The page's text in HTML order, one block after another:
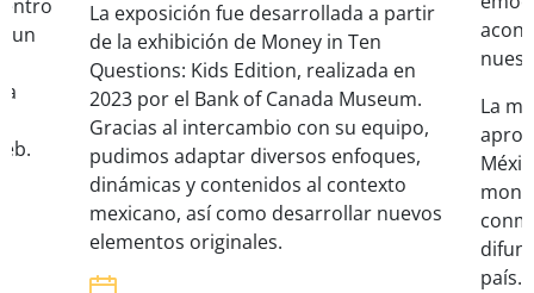
un
La exposición fue desarrollada a partir
de la exhibición de Money in Ten
Questions: Kids Edition, realizada en
2023 por el Bank of Canada Museum.
Gracias al intercambio con su equipo,
pudimos adaptar diversos enfoques,
dinámicas y contenidos al contexto
mexicano, así como desarrollar nuevos
elementos originales.
La
país.